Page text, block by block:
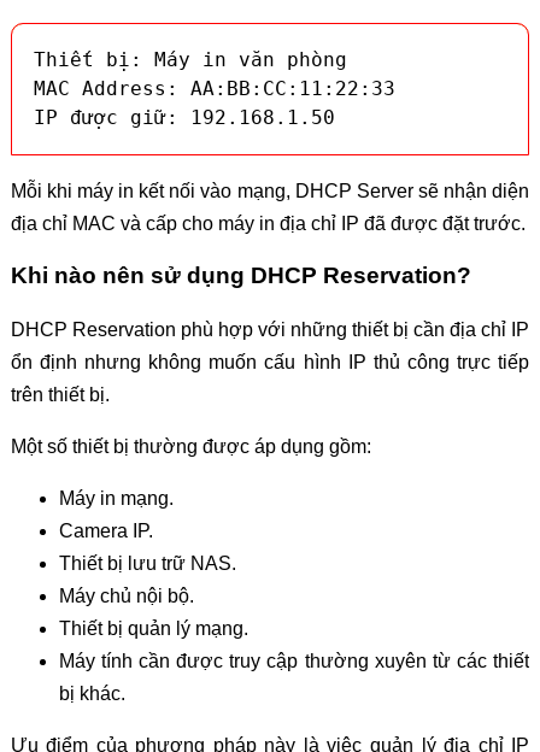
Thiết bị: Máy in văn phòng
MAC Address: AA:BB:CC:11:22:33
IP được giữ: 192.168.1.50
Mỗi khi máy in kết nối vào mạng, DHCP Server sẽ nhận diện
địa chỉ MAC và cấp cho máy in địa chỉ IP đã được đặt trước.
Khi nào nên sử dụng DHCP Reservation?
DHCP Reservation phù hợp với những thiết bị cần địa chỉ IP
ổn định nhưng không muốn cấu hình IP thủ công trực tiếp
trên thiết bị.
Một số thiết bị thường được áp dụng gồm:
Máy in mạng.
Camera IP.
Thiết bị lưu trữ NAS.
Máy chủ nội bộ.
Thiết bị quản lý mạng.
Máy tính cần được truy cập thường xuyên từ các thiết
bị khác.
Ưu điểm của phương pháp này là việc quản lý địa chỉ IP